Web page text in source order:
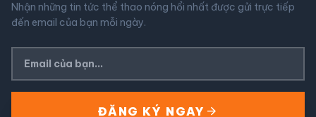
Nhận những tin tức thể thao nóng hổi nhất được gửi trực tiếp
đến email của bạn mỗi ngày.
ĐĂNG KÝ NGAY arrow_forward